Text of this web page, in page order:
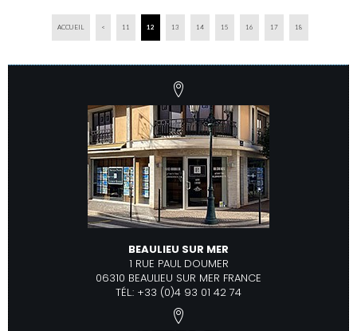
ACCUEIL < 11 12 13 14 15 16 17 18
BEAULIEU SUR MER
1 RUE PAUL DOUMER
06310 BEAULIEU SUR MER FRANCE
TÉL.: +33 (0)4 93 01 42 74